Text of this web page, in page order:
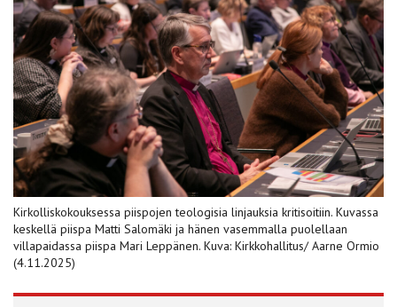
Kirkolliskokouksessa piispojen teologisia linjauksia kritisoitiin. Kuvassa
keskellä piispa Matti Salomäki ja hänen vasemmalla puolellaan
villapaidassa piispa Mari Leppänen. Kuva: Kirkkohallitus/ Aarne Ormio
(4.11.2025)